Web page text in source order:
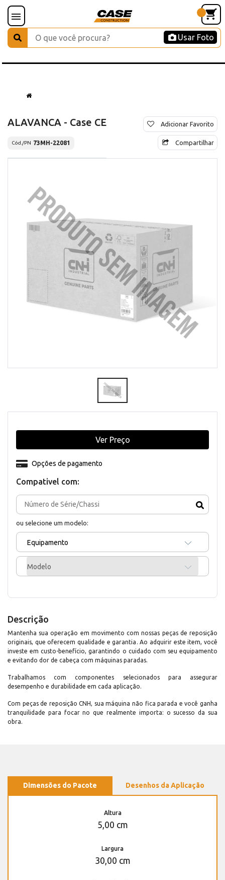
Usar Foto
ALAVANCA - Case CE
Cód./PN 73MH-22081
Adicionar Favorito
Compartilhar
Compativel com:
ou selecione um modelo:
Equipamento
Modelo
Opções de pagamento
Ver Preço
Descrição
Mantenha sua operação em movimento com nossas peças de reposição
originais, que oferecem qualidade e garantia. Ao adquirir este item, você
investe em custo-benefício, garantindo o cuidado com seu equipamento
e evitando dor de cabeça com máquinas paradas.
Trabalhamos com componentes selecionados para assegurar
desempenho e durabilidade em cada aplicação.
Com peças de reposição CNH, sua máquina não fica parada e você ganha
tranquilidade para focar no que realmente importa: o sucesso da sua
obra.
Dimensões do Pacote Desenhos da Aplicação
Altura
5,00 cm
Largura
30,00 cm